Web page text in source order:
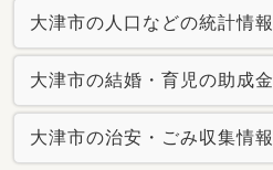
大津市の人口などの統計情報
大津市の結婚・育児の助成金
大津市の治安・ごみ収集情報